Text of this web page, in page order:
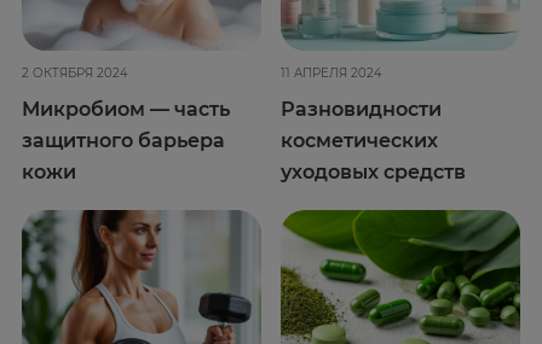
2 ОКТЯБРЯ 2024
Микробиом — часть
защитного барьера
кожи
11 АПРЕЛЯ 2024
Разновидности
косметических
уходовых средств